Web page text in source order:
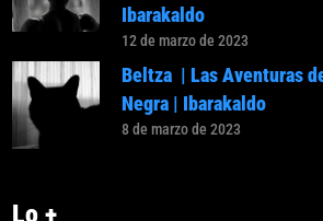
Ibarakaldo
12 de marzo de 2023
Beltza | Las Aventuras
Negra | Ibarakaldo
8 de marzo de 2023
Lo +